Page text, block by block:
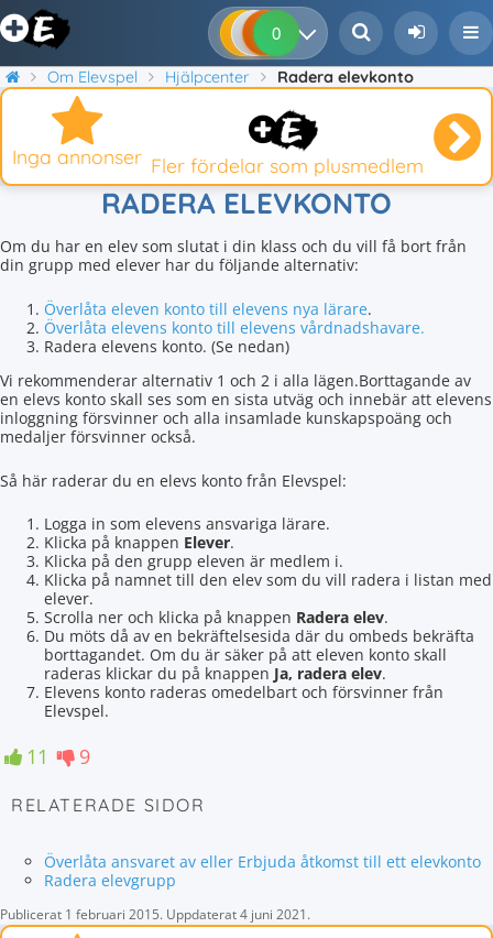
0 0 0
Om Elevspel Hjälpcenter Radera elevkonto
Inga annonser Fler fördelar som plusmedlem
RADERA ELEVKONTO
Om du har en elev som slutat i din klass och du vill få bort från
din grupp med elever har du följande alternativ:
Överlåta eleven konto till elevens nya lärare.
Överlåta elevens konto till elevens vårdnadshavare.
Radera elevens konto. (Se nedan)
Vi rekommenderar alternativ 1 och 2 i alla lägen.Borttagande av
en elevs konto skall ses som en sista utväg och innebär att elevens
inloggning försvinner och alla insamlade kunskapspoäng och
medaljer försvinner också.
Så här raderar du en elevs konto från Elevspel:
Logga in som elevens ansvariga lärare.
Klicka på knappen Elever.
Klicka på den grupp eleven är medlem i.
Klicka på namnet till den elev som du vill radera i listan med
elever.
Scrolla ner och klicka på knappen Radera elev.
Du möts då av en bekräftelsesida där du ombeds bekräfta
borttagandet. Om du är säker på att eleven konto skall
raderas klickar du på knappen Ja, radera elev.
Elevens konto raderas omedelbart och försvinner från
Elevspel.
11 9
RELATERADE SIDOR
Överlåta ansvaret av eller Erbjuda åtkomst till ett elevkonto
Radera elevgrupp
Publicerat 1 februari 2015. Uppdaterat4 juni 2021.